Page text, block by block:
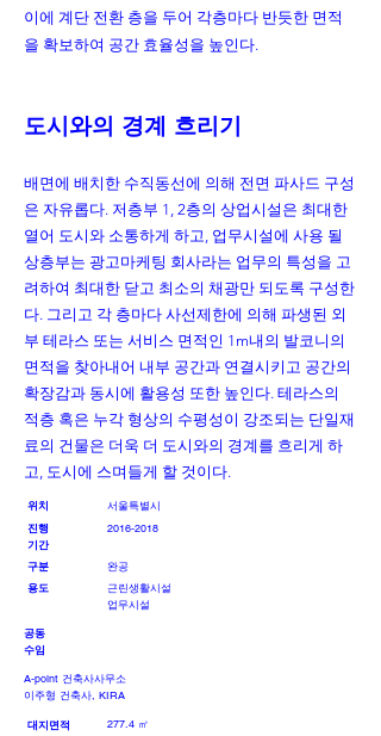
이에 계단 전환 층을 두어 각층마다 반듯한 면적
을 확보하여 공간 효율성을 높인다.
도시와의 경계 흐리기
배면에 배치한 수직동선에 의해 전면 파사드 구성
은 자유롭다. 저층부 1, 2층의 상업시설은 최대한
열어 도시와 소통하게 하고, 업무시설에 사용 될
상층부는 광고마케팅 회사라는 업무의 특성을 고
려하여 최대한 닫고 최소의 채광만 되도록 구성한
다. 그리고 각 층마다 사선제한에 의해 파생된 외
부 테라스 또는 서비스 면적인 1m내의 발코니의
면적을 찾아내어 내부 공간과 연결시키고 공간의
확장감과 동시에 활용성 또한 높인다. 테라스의
적층 혹은 누각 형상의 수평성이 강조되는 단일재
료의 건물은 더욱 더 도시와의 경계를 흐리게 하
고, 도시에 스며들게 할 것이다.
위치
진행
기간
구분
​서울특별시
2016-2018
완공
용도
근린생활시설
​업무시설
공동
수임
A-point 건축사사무소
​이주형 건축사, KIRA
대지면적 277.4 ㎡